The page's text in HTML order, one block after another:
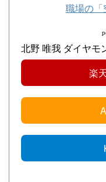
職場の「
北野 唯我 ダイヤモ
楽